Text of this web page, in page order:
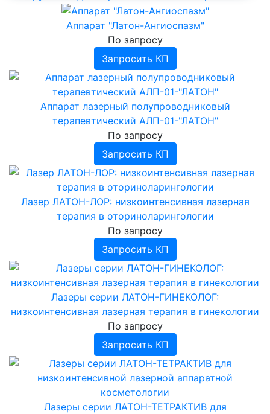
Приборы для определения числа падения (
Проведение лабораторных анализов
Аппараты ИВЛ для детей и
новорожденных
Аппараты ИВЛ портативные
Аппараты ингаляционного наркоза
Пульсоксиметры Мицар-Пульс
Дефибрилляторы
Дефибрилляторы Nihon Kohden (Япония)
Дефибриллятор-монитор COMEN
Дефибрилляторы АКСИОН
Аппарат "Латон-Ангиоспазм"
По запросу
Запросить КП
Аппарат лазерный полупроводниковый
терапевтический АЛП-01-"ЛАТОН"
По запросу
Запросить КП
Лазер ЛАТОН-ЛОР: низкоинтенсивная лазерная
терапия в оториноларингологии
По запросу
Запросить КП
Лазеры серии ЛАТОН-ГИНЕКОЛОГ:
низкоинтенсивная лазерная терапия в гинекологии
По запросу
Запросить КП
Лазеры серии ЛАТОН-ТЕТРАКТИВ для